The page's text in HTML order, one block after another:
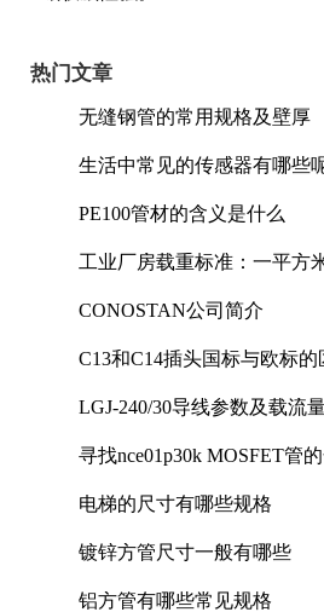
热门文章
无缝钢管的常用规格及壁厚
生活中常见的传感器有哪些
PE100管材的含义是什么
工业厂房载重标准：一平方
CONOSTAN公司简介
C13和C14插头国标与欧标
LGJ-240/30导线参数及载流
寻找nce01p30k MOSFET管
电梯的尺寸有哪些规格
镀锌方管尺寸一般有哪些
铝方管有哪些常见规格